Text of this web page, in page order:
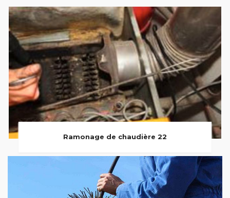
Ramonage de chaudière 22